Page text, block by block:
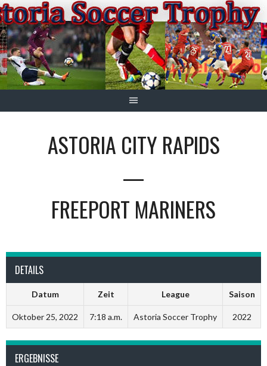
Springe
zum
Inhalt
ASTORIA CITY RAPIDS
—
FREEPORT MARINERS
DETAILS
Datum Zeit League Saison
Oktober 25, 2022 7:18 a.m. Astoria Soccer Trophy 2022
ERGEBNISSE